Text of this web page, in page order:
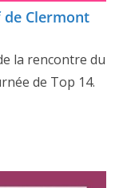
de Clermont
la rencontre du
de Top 14.